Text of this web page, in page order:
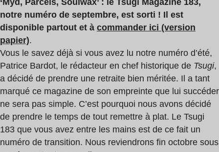
‘Myd, Parcels, Soulwax’ : le Tsugi Magazine 183,
notre numéro de septembre, est sorti ! Il est
disponible partout et à commander ici (version
papier).
Vous le savez déjà si vous avez lu notre numéro d’été,
Patrice Bardot, le rédacteur en chef historique de Tsugi,
a décidé de prendre une retraite bien méritée. Il a tant
marqué ce magazine de son empreinte que lui succéder
ne sera pas simple. C’est pourquoi nous avons décidé
de prendre le temps de tout remettre à plat. Le Tsugi
183 que vous avez entre les mains est de ce fait un
numéro de transition. Nous reviendrons fin octobre sous